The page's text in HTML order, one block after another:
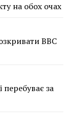
на обох очах
BBC
за